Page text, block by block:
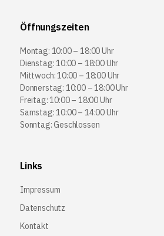
Öffnungszeiten
Montag: 10:00 – 18:00 Uhr
Dienstag: 10:00 – 18:00 Uhr
Mittwoch: 10:00 – 18:00 Uhr
Donnerstag: 10:00 – 18:00 Uhr
Freitag: 10:00 – 18:00 Uhr
Samstag: 10:00 – 14:00 Uhr
Sonntag: Geschlossen
Links
Impressum
Datenschutz
Kontakt